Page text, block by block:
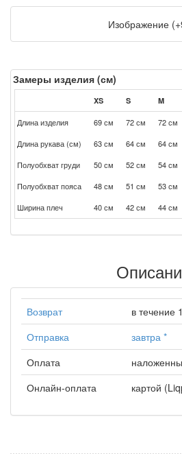
Изображение
Замеры изделия (см)
XS S M
Длина изделия 69 см 72 см 72 см
Длина рукава (см)
63 см 64 см 64 см
Полуобхват груди
50 см 52 см 54 см
Полуобхват пояса
48 см 51 см 53 см
Ширина плеч
40 см 42 см 44 см
Возврат
в течение
Отправка
завтра *
Оплата
Онлайн-оплата
картой